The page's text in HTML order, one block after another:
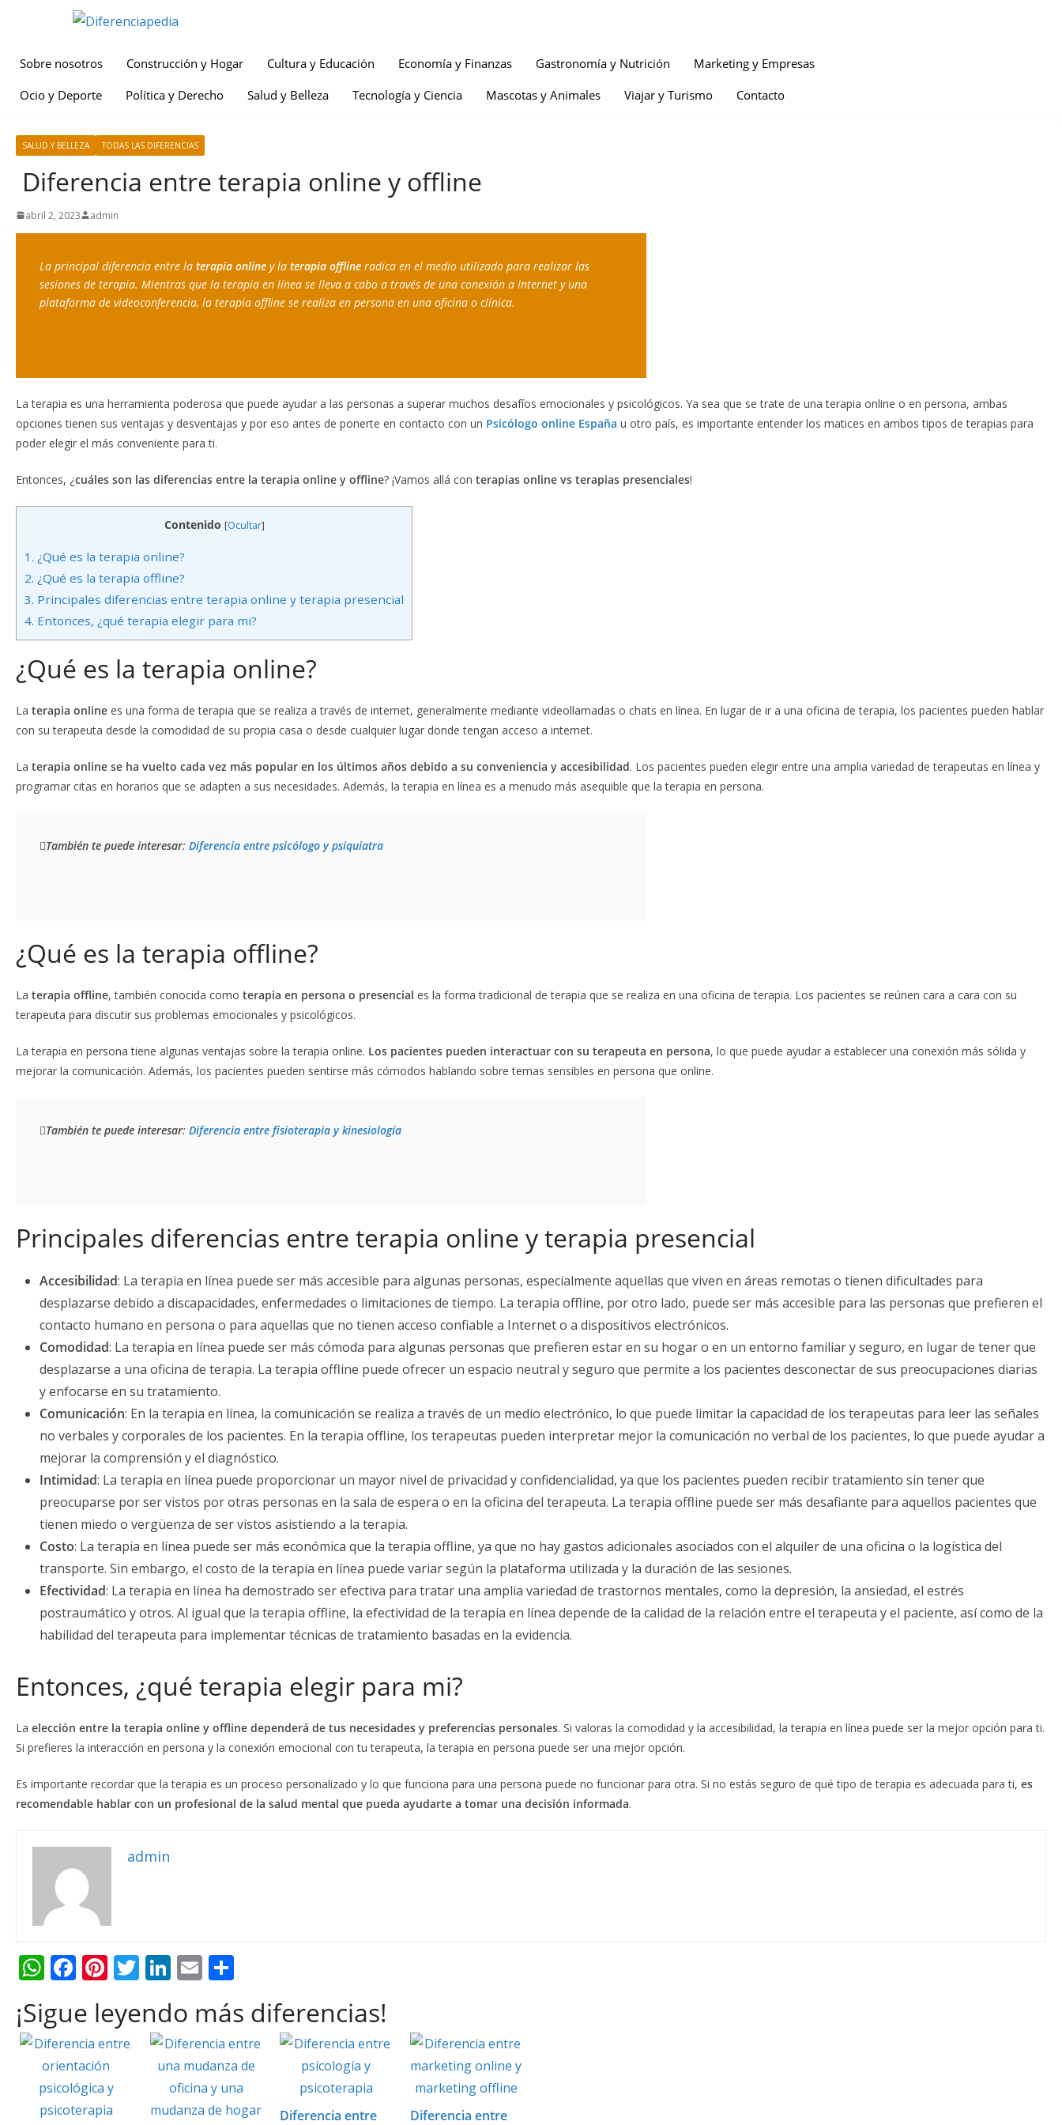
Sobre nosotros Construcción y Hogar Cultura y Educación Economía y Finanzas Gastronomía y Nutrición
Marketing y Empresas
Ocio y Deporte
Política y Derecho Salud y Belleza Tecnología y Ciencia Mascotas y Animales Viajar y Turismo Contacto
SALUD Y BELLEZA TODAS LAS DIFERENCIAS
Diferencia entre terapia online y offline
abril 2, 2023 admin
La principal diferencia entre la terapia online y la terapia offline radica en el medio utilizado para realizar las
sesiones de terapia. Mientras que la terapia en línea se lleva a cabo a través de una conexión a Internet y una
plataforma de videoconferencia, la terapia offline se realiza en persona en una oficina o clínica.
La terapia es una herramienta poderosa que puede ayudar a las personas a superar muchos desafíos emocionales y psicológicos. Ya sea que se trate de una terapia online o en persona, ambas
opciones tienen sus ventajas y desventajas y por eso antes de ponerte en contacto con un Psicólogo online España u otro país, es importante entender los matices en ambos tipos de terapias para
poder elegir el más conveniente para ti.
Entonces, ¿cuáles son las diferencias entre la terapia online y offline? ¡Vamos allá con terapias online vs terapias presenciales!
Contenido [Ocultar]
1. ¿Qué es la terapia online?
2. ¿Qué es la terapia offline?
3. Principales diferencias entre terapia online y terapia presencial
4. Entonces, ¿qué terapia elegir para mi?
¿Qué es la terapia online?
La terapia online es una forma de terapia que se realiza a través de internet, generalmente mediante videollamadas o chats en línea. En lugar de ir a una oficina de terapia, los pacientes pueden hablar
con su terapeuta desde la comodidad de su propia casa o desde cualquier lugar donde tengan acceso a internet.
La terapia online se ha vuelto cada vez más popular en los últimos años debido a su conveniencia y accesibilidad. Los pacientes pueden elegir entre una amplia variedad de terapeutas en línea y
programar citas en horarios que se adapten a sus necesidades. Además, la terapia en línea es a menudo más asequible que la terapia en persona.
También te puede interesar: Diferencia entre psicólogo y psiquiatra
¿Qué es la terapia offline?
La terapia offline, también conocida como terapia en persona o presencial es la forma tradicional de terapia que se realiza en una oficina de terapia. Los pacientes se reúnen cara a cara con su
terapeuta para discutir sus problemas emocionales y psicológicos.
La terapia en persona tiene algunas ventajas sobre la terapia online. Los pacientes pueden interactuar con su terapeuta en persona, lo que puede ayudar a establecer una conexión más sólida y
mejorar la comunicación. Además, los pacientes pueden sentirse más cómodos hablando sobre temas sensibles en persona que online.
También te puede interesar: Diferencia entre fisioterapia y kinesiología
Principales diferencias entre terapia online y terapia presencial
Accesibilidad: La terapia en línea puede ser más accesible para algunas personas, especialmente aquellas que viven en áreas remotas o tienen dificultades para
desplazarse debido a discapacidades, enfermedades o limitaciones de tiempo. La terapia offline, por otro lado, puede ser más accesible para las personas que prefieren el
contacto humano en persona o para aquellas que no tienen acceso confiable a Internet o a dispositivos electrónicos.
Comodidad: La terapia en línea puede ser más cómoda para algunas personas que prefieren estar en su hogar o en un entorno familiar y seguro, en lugar de tener que
desplazarse a una oficina de terapia. La terapia offline puede ofrecer un espacio neutral y seguro que permite a los pacientes desconectar de sus preocupaciones diarias
y enfocarse en su tratamiento.
Comunicación: En la terapia en línea, la comunicación se realiza a través de un medio electrónico, lo que puede limitar la capacidad de los terapeutas para leer las señales
no verbales y corporales de los pacientes. En la terapia offline, los terapeutas pueden interpretar mejor la comunicación no verbal de los pacientes, lo que puede ayudar a
mejorar la comprensión y el diagnóstico.
Intimidad: La terapia en línea puede proporcionar un mayor nivel de privacidad y confidencialidad, ya que los pacientes pueden recibir tratamiento sin tener que
preocuparse por ser vistos por otras personas en la sala de espera o en la oficina del terapeuta. La terapia offline puede ser más desafiante para aquellos pacientes que
tienen miedo o vergüenza de ser vistos asistiendo a la terapia.
Costo: La terapia en línea puede ser más económica que la terapia offline, ya que no hay gastos adicionales asociados con el alquiler de una oficina o la logística del
transporte. Sin embargo, el costo de la terapia en línea puede variar según la plataforma utilizada y la duración de las sesiones.
Efectividad: La terapia en línea ha demostrado ser efectiva para tratar una amplia variedad de trastornos mentales, como la depresión, la ansiedad, el estrés
postraumático y otros. Al igual que la terapia offline, la efectividad de la terapia en línea depende de la calidad de la relación entre el terapeuta y el paciente, así como de la
habilidad del terapeuta para implementar técnicas de tratamiento basadas en la evidencia.
Entonces, ¿qué terapia elegir para mi?
La elección entre la terapia online y offline dependerá de tus necesidades y preferencias personales. Si valoras la comodidad y la accesibilidad, la terapia en línea puede ser la mejor opción para ti.
Si prefieres la interacción en persona y la conexión emocional con tu terapeuta, la terapia en persona puede ser una mejor opción.
Es importante recordar que la terapia es un proceso personalizado y lo que funciona para una persona puede no funcionar para otra. Si no estás seguro de qué tipo de terapia es adecuada para ti, es
recomendable hablar con un profesional de la salud mental que pueda ayudarte a tomar una decisión informada.
admin
W
at
s
A
p
F
e
b
o
o
Pi
er
e
st
T
itt
er
Li
k
e
dI
n
E
ai
l
m
p
ar
ti
¡Sigue leyendo más diferencias!
Diferencia entre
Diferencia entre